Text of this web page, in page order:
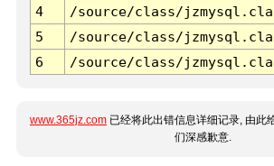
4
/source/class/
5
/source/class/
6
/source/class/
www.365jz.com 已经将此出错信息详细记录, 由此
们深感歉意.